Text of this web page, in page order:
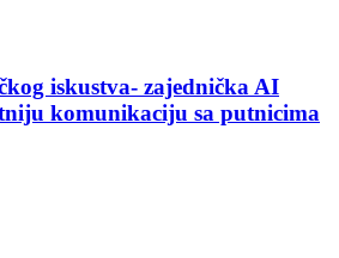
iskustva- zajednička AI
komunikaciju sa putnicima